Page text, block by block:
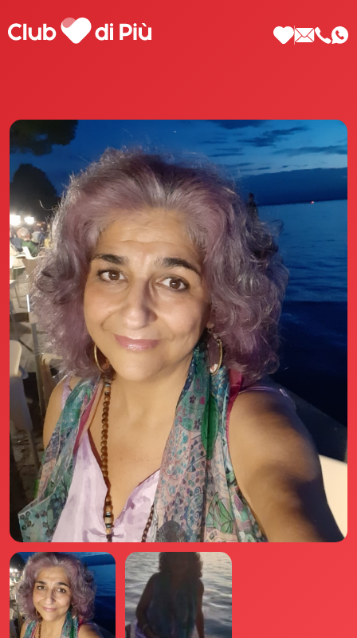
Scopri Club di Più
Le testimonianze Club di Più
La fondatrice Valeria Pilla
Annunci Donne
Agenzia matrimoniale Club di Più
Love Notebook
Il libro Donna di Cuori
Quanto costa Club di Più
Love Academy
Domande Frequenti
Impegno Sociale
Le nostre sedi
Facebook
YouTube
Instagram
TikTok